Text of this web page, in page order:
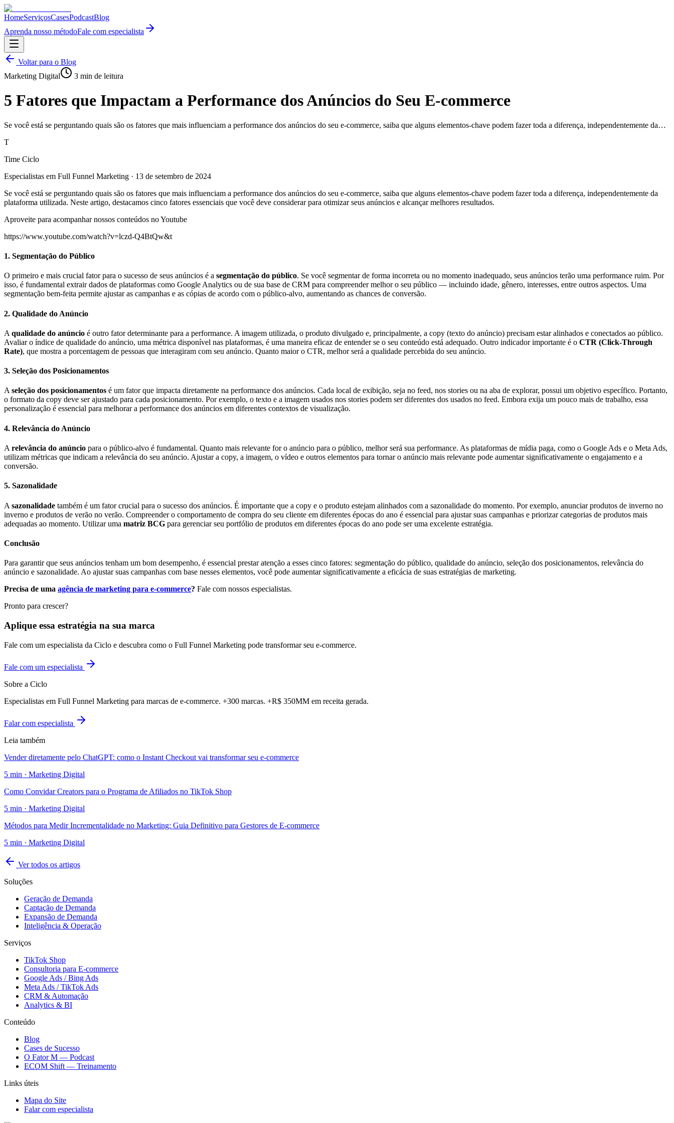
HomeServiçosCasesPodcastBlog
Aprenda nosso métodoFale com especialista
Voltar para o Blog
Marketing Digital
3 min de leitura
5 Fatores que Impactam a Performance dos Anúncios do Seu E-commerce
Se você está se perguntando quais são os fatores que mais influenciam a performance dos anúncios do seu e-commerce, saiba que alguns elementos-chave podem fazer toda a diferença, independentemente da…
T
Time Ciclo
Especialistas em Full Funnel Marketing · 13 de setembro de 2024
Se você está se perguntando quais são os fatores que mais influenciam a performance dos anúncios do seu e-commerce, saiba que alguns elementos-chave podem fazer toda a diferença, independentemente da
plataforma utilizada. Neste artigo, destacamos cinco fatores essenciais que você deve considerar para otimizar seus anúncios e alcançar melhores resultados.
Aproveite para acompanhar nossos conteúdos no Youtube
https://www.youtube.com/watch?v=lczd-Q4BtQw&t
1. Segmentação do Público
O primeiro e mais crucial fator para o sucesso de seus anúncios é a segmentação do público. Se você segmentar de forma incorreta ou no momento inadequado, seus anúncios terão uma performance ruim. Por
isso, é fundamental extrair dados de plataformas como Google Analytics ou de sua base de CRM para compreender melhor o seu público — incluindo idade, gênero, interesses, entre outros aspectos. Uma
segmentação bem-feita permite ajustar as campanhas e as cópias de acordo com o público-alvo, aumentando as chances de conversão.
2. Qualidade do Anúncio
A qualidade do anúncio é outro fator determinante para a performance. A imagem utilizada, o produto divulgado e, principalmente, a copy (texto do anúncio) precisam estar alinhados e conectados ao público.
Avaliar o índice de qualidade do anúncio, uma métrica disponível nas plataformas, é uma maneira eficaz de entender se o seu conteúdo está adequado. Outro indicador importante é o CTR (Click-Through
Rate), que mostra a porcentagem de pessoas que interagiram com seu anúncio. Quanto maior o CTR, melhor será a qualidade percebida do seu anúncio.
3. Seleção dos Posicionamentos
Aseleção dos posicionamentos é um fator que impacta diretamente na performance dos anúncios. Cada local de exibição, seja no feed, nos stories ou na aba de explorar, possui um objetivo específico. Portanto,
o formato da copy deve ser ajustado para cada posicionamento. Por exemplo, o texto e a imagem usados nos stories podem ser diferentes dos usados no feed. Embora exija um pouco mais de trabalho, essa
personalização é essencial para melhorar a performance dos anúncios em diferentes contextos de visualização.
4. Relevância do Anúncio
A relevância do anúncio para o público-alvo é fundamental. Quanto mais relevante for o anúncio para o público, melhor será sua performance. As plataformas de mídia paga, como o Google Ads e o Meta Ads,
utilizam métricas que indicam a relevância do seu anúncio. Ajustar a copy, a imagem, o vídeo e outros elementos para tornar o anúncio mais relevante pode aumentar significativamente o engajamento e a
conversão.
5. Sazonalidade
A sazonalidade também é um fator crucial para o sucesso dos anúncios. É importante que a copy e o produto estejam alinhados com a sazonalidade do momento. Por exemplo, anunciar produtos de inverno no
inverno e produtos de verão no verão. Compreender o comportamento de compra do seu cliente em diferentes épocas do ano é essencial para ajustar suas campanhas e priorizar categorias de produtos mais
adequadas ao momento. Utilizar uma matriz BCG para gerenciar seu portfólio de produtos em diferentes épocas do ano pode ser uma excelente estratégia.
Conclusão
Para garantir que seus anúncios tenham um bom desempenho, é essencial prestar atenção a esses cinco fatores: segmentação do público, qualidade do anúncio, seleção dos posicionamentos, relevância do
anúncio e sazonalidade. Ao ajustar suas campanhas com base nesses elementos, você pode aumentar significativamente a eficácia de suas estratégias de marketing.
Precisa de uma agência de marketing para e-commerce? Fale com nossos especialistas.
Pronto para crescer?
Aplique essa estratégia na sua marca
Fale com um especialista da Ciclo e descubra como o Full Funnel Marketing pode transformar seu e-commerce.
Fale com um especialista
Sobre a Ciclo
Especialistas em Full Funnel Marketing para marcas de e-commerce. +300 marcas. +R$ 350MM em receita gerada.
Falar com especialista
Leia também
Vender diretamente pelo ChatGPT: como o Instant Checkout vai transformar seu e-commerce
5 min · Marketing Digital
Como Convidar Creators para o Programa de Afiliados no TikTok Shop
5 min · Marketing Digital
Métodos para Medir Incrementalidade no Marketing: Guia Definitivo para Gestores de E-commerce
5 min · Marketing Digital
Ver todos os artigos
Soluções
Geração de Demanda
Captação de Demanda
Expansão de Demanda
Inteligência & Operação
Serviços
TikTok Shop
Consultoria para E-commerce
Google Ads / Bing Ads
Meta Ads / TikTok Ads
CRM & Automação
Analytics & BI
Conteúdo
Blog
Cases de Sucesso
O Fator M — Podcast
ECOM Shift — Treinamento
Links úteis
Mapa do Site
Falar com especialista